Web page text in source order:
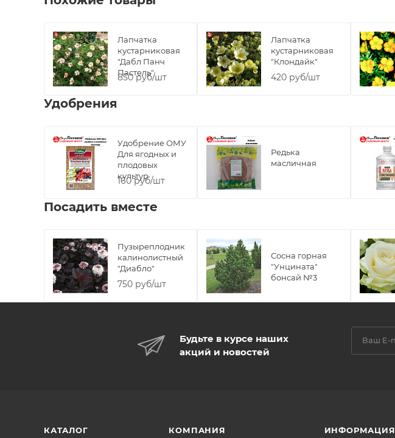
Лапчатка
кустарниковая
"Дабл Панч
Пастель"
850 руб/шт
Лапчатка
кустарниковая
"Клондайк"
420 руб/шт
Удобрения
Удобрение ОМУ
Для ягодных и
плодовых
культур
160 руб/шт
Редька
масличная
Посадить вместе
Пузыреплодник
калинолистный
"Диабло"
750 руб/шт
Сосна горная
"Унцината"
бонсай №3
Будьте в курсе наших
акций и новостей
КАТАЛОГ КОМПАНИЯ ИНФОРМАЦИЯ